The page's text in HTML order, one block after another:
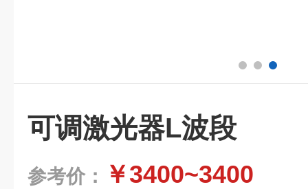
可调激光器L波段
参考价： ￥3400~3400